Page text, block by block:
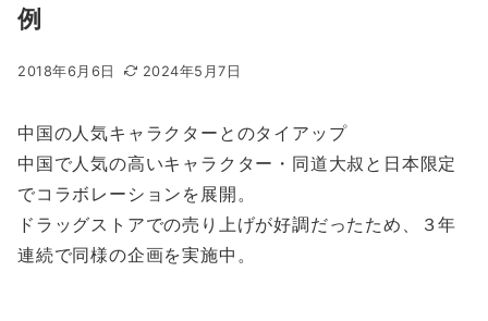
例
2018年6月6日 2024年5月7日
中国の人気キャラクターとのタイアップ
中国で人気の高いキャラクター・同道大叔と日本限定
でコラボレーションを展開。
ドラッグストアでの売り上げが好調だったため、３年
連続で同様の企画を実施中。